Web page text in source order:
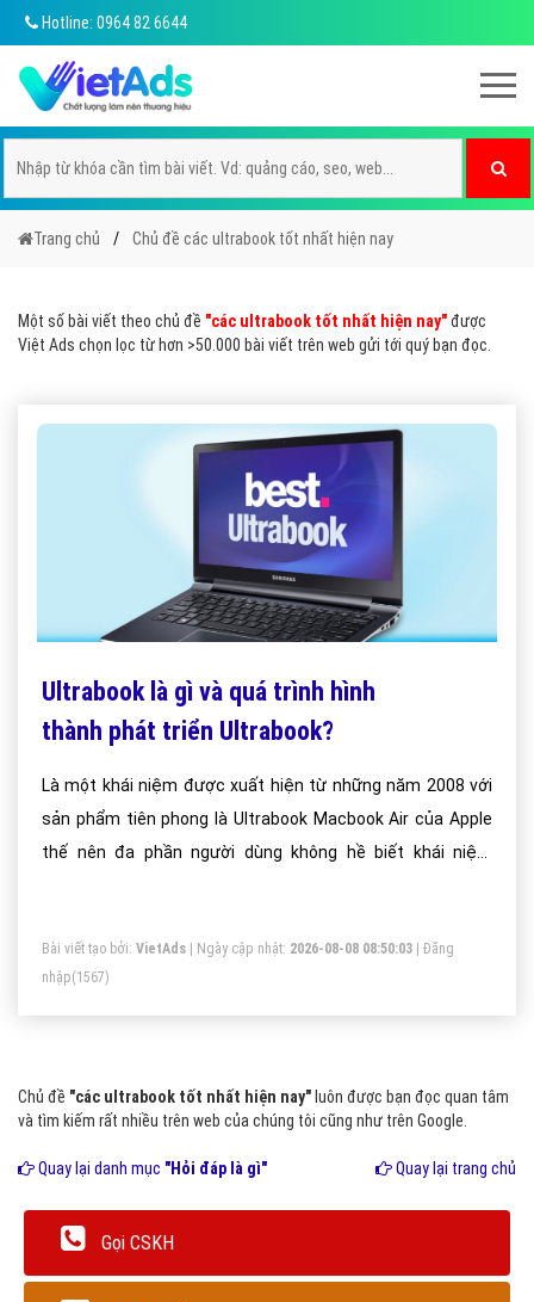
Hotline: 0964 82 6644
Trang chủ Chủ đề các ultrabook tốt nhất hiện nay
Một số bài viết theo chủ đề "các ultrabook tốt nhất hiện nay"được
Việt Ads chọn lọc từ hơn >50.000 bài viết trên web gửi tới quý bạn đọc.
Ultrabook là gì và quá trình hình
thành phát triển Ultrabook?
Là một khái niệm được xuất hiện từ những năm 2008 với
sản phẩm tiên phong là Ultrabook Macbook Air của Apple
thế nên đa phần người dùng không hề biết khái niệm
các khía cạnh câu hỏi nêu trên.
Bài viết tạo bởi: VietAds | Ngày cập nhật: 2026-08-08 08:50:03
Đăng
nhập(1567)
Chủ đề "các ultrabook tốt nhất hiện nay" luôn được bạn đọc quan tâm
và tìm kiếm rất nhiều trên web của chúng tôi cũng như trên Google.
Quay lại danh mục "Hỏi đáp là gì" Quay lại trang chủ
Gọi CSKH